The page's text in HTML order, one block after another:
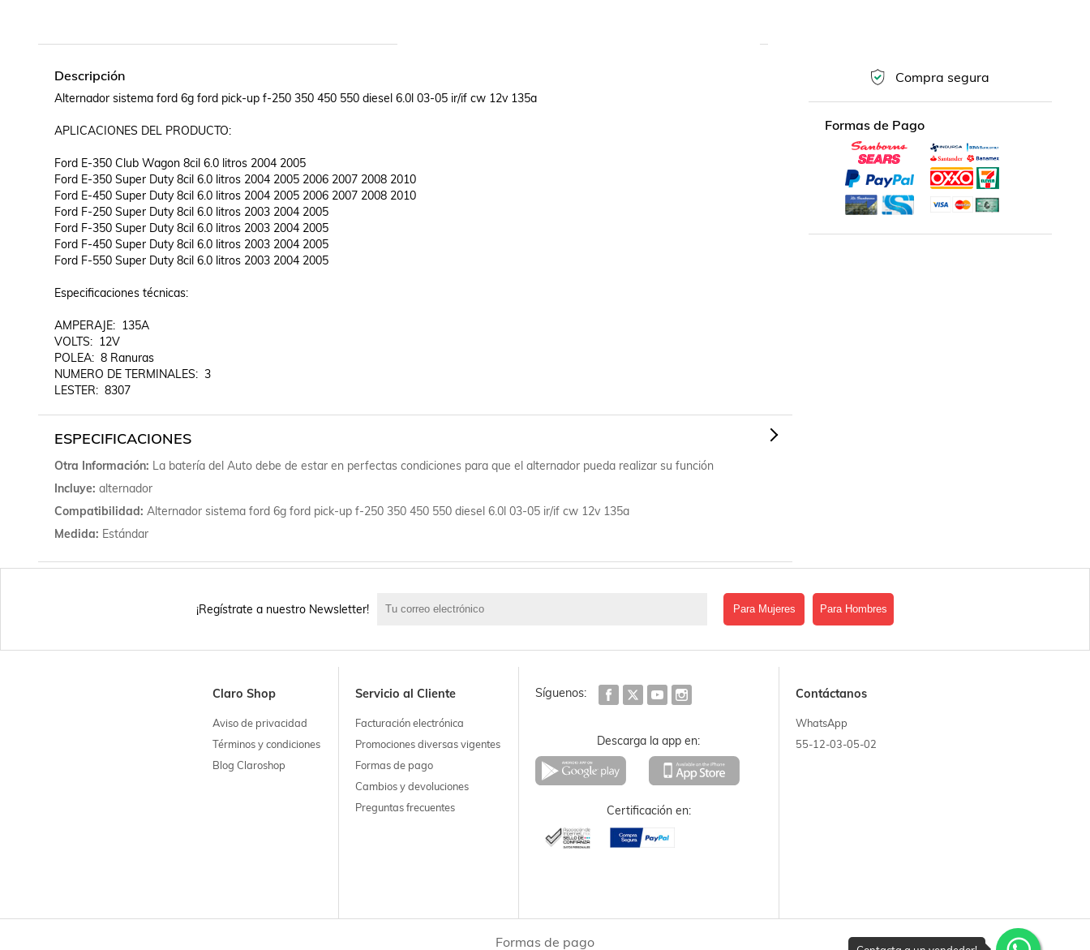
Descripción
Alternador sistema ford 6g ford pick-up f-250 350 450 550 diesel 6.0l 03-05 ir/if cw 12v 135a
APLICACIONES DEL PRODUCTO:
Ford E-350 Club Wagon 8cil 6.0 litros 2004 2005
Ford E-350 Super Duty 8cil 6.0 litros 2004 2005 2006 2007 2008 2010
Ford E-450 Super Duty 8cil 6.0 litros 2004 2005 2006 2007 2008 2010
Ford F-250 Super Duty 8cil 6.0 litros 2003 2004 2005
Ford F-350 Super Duty 8cil 6.0 litros 2003 2004 2005
Ford F-450 Super Duty 8cil 6.0 litros 2003 2004 2005
Ford F-550 Super Duty 8cil 6.0 litros 2003 2004 2005
Especificaciones técnicas:
AMPERAJE:  135A
VOLTS:  12V
POLEA:  8 Ranuras
NUMERO DE TERMINALES:  3
LESTER:  8307
ESPECIFICACIONES
Otra Información La batería del Auto debe de estar en perfectas condiciones para que el alternador pueda realizar su función
Incluye alternador
Compatibilidad Alternador sistema ford 6g ford pick-up f-250 350 450 550 diesel 6.0l 03-05 ir/if cw 12v 135a
Medida Estándar
Compra segura
Formas de Pago
¡Regístrate a nuestro Newsletter! Para Mujeres Para Hombres
Claro Shop
Aviso de privacidad
Términos y condiciones
Blog Claroshop
Servicio al Cliente
Facturación electrónica
Promociones diversas vigentes
Formas de pago
Cambios y devoluciones
Preguntas frecuentes
Síguenos:
Descarga la app en:
Certificación en:
Contáctanos
WhatsApp
55-12-03-05-02
Formas de pago